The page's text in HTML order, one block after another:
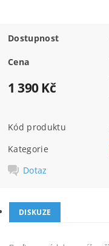
Dostupnost
Cena
1 390 Kč
Kód produktu
Kategorie
Dotaz
DISKUZE